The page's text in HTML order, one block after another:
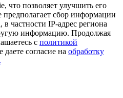
что позволяет улучшить его
предполагает сбор информации
в частности IP-адрес региона
информацию. Продолжая
с политикой
даете согласие на обработку